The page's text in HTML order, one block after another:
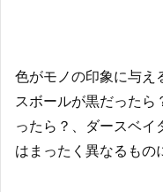
色がモノの印象に与え
スボールが黒だった
ったら？、ダースベ
はまったく異なるもの